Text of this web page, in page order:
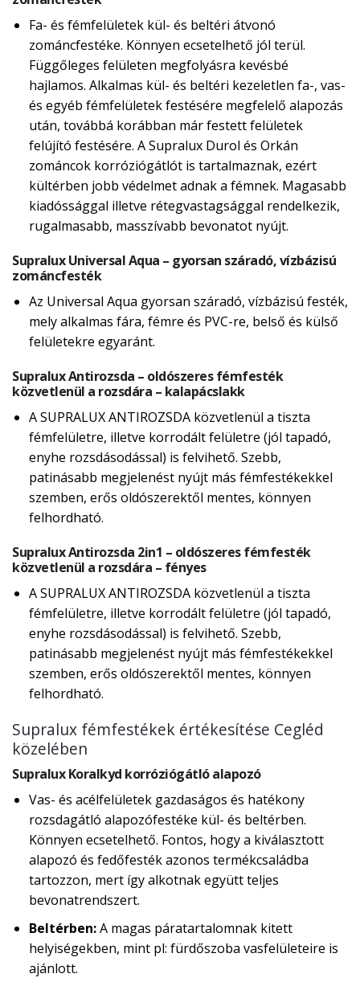
Fa- és fémfelületek kül- és beltéri átvonó
zománcfestéke. Könnyen ecsetelhető jól terül.
Függőleges felületen megfolyásra kevésbé
hajlamos. Alkalmas kül- és beltéri kezeletlen fa-, vas-
és egyéb fémfelületek festésére megfelelő alapozás
után, továbbá korábban már festett felületek
felújító festésére. A Supralux Durol és Orkán
zománcok korróziógátlót is tartalmaznak, ezért
kültérben jobb védelmet adnak a fémnek. Magasabb
kiadóssággal illetve rétegvastagsággal rendelkezik,
rugalmasabb, masszívabb bevonatot nyújt.
Supralux Universal Aqua – gyorsan száradó, vízbázisú
zománcfesték
Az Universal Aqua gyorsan száradó, vízbázisú festék,
mely alkalmas fára, fémre és PVC-re, belső és külső
felületekre egyaránt.
Supralux Antirozsda – oldószeres fémfesték
közvetlenül a rozsdára – kalapácslakk
A SUPRALUX ANTIROZSDA közvetlenül a tiszta
fémfelületre, illetve korrodált felületre (jól tapadó,
enyhe rozsdásodással) is felvihető. Szebb,
patinásabb megjelenést nyújt más fémfestékekkel
szemben, erős oldószerektől mentes, könnyen
felhordható.
Supralux Antirozsda 2in1 – oldószeres fémfesték
közvetlenül a rozsdára – fényes
A SUPRALUX ANTIROZSDA közvetlenül a tiszta
fémfelületre, illetve korrodált felületre (jól tapadó,
enyhe rozsdásodással) is felvihető. Szebb,
patinásabb megjelenést nyújt más fémfestékekkel
szemben, erős oldószerektől mentes, könnyen
felhordható.
Supralux fémfestékek értékesítése Cegléd
közelében
Supralux Koralkyd korróziógátló alapozó
Vas- és acélfelületek gazdaságos és hatékony
rozsdagátló alapozófestéke kül- és beltérben.
Könnyen ecsetelhető. Fontos, hogy a kiválasztott
alapozó és fedőfesték azonos termékcsaládba
tartozzon, mert így alkotnak együtt teljes
bevonatrendszert.
Beltérben:A magas páratartalomnak kitett
helyiségekben, mint pl: fürdőszoba vasfelületeire is
ajánlott.